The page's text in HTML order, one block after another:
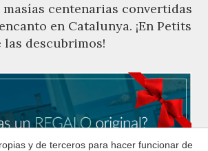
centenarias convertidas
en Catalunya. ¡En Petits
descubrimos!
y de terceros para hacer funcionar de